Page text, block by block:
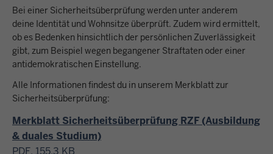
Bei einer Sicherheitsüberprüfung werden unter anderem
deine Identität und Wohnsitze überprüft. Zudem wird ermittelt,
ob es Bedenken hinsichtlich der persönlichen Zuverlässigkeit
gibt, zum Beispiel wegen begangener Straftaten oder einer
antidemokratischen Einstellung.
Alle Informationen findest du in unserem Merkblatt zur
Sicherheitsüberprüfung:
Merkblatt Sicherheitsüberprüfung RZF (Ausbildung
& duales Studium)
PDF, 155,3 KB